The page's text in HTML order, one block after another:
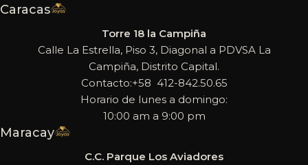
Caracas
Torre 18 la Campiña
Calle La Estrella, Piso 3, Diagonal a PDVSA La
Campiña, Distrito Capital.
Contacto:+58 412-842.50.65
Horario de lunes a domingo:
10:00 am a 9:00 pm
Maracay
C.C. Parque Los Aviadores